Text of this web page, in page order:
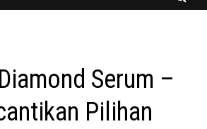
Serum –
Pilihan